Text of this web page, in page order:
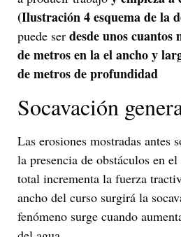
(Ilustración 4 esquema de la
puede ser desde unos cuantos
de metros en la el ancho y
de metros de profundidad
Socavación
Las erosiones mostradas antes
la presencia de obstáculos en
total incrementa la fuerza
ancho del curso surgirá la
fenómeno surge cuando